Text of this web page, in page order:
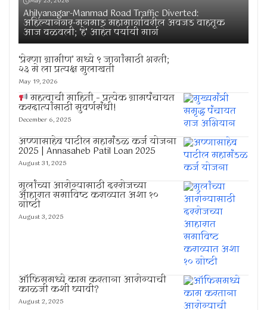
Ahilyanagar-Manmad Road Traffic Diverted:
अहिल्यानगर-मनमाड महामार्गावरील अवजड वाहतूक
आज वळवली; ‘हे’ आहेत पर्यायी मार्ग
‘प्रेरणा ग्रामीण’ मध्ये ९ जागांसाठी भरती;
२३ मे ला प्रत्यक्ष मुलाखती
May 19, 2026
महत्वाची माहिती – प्रत्येक ग्रामपंचायत
करदात्यांसाठी सुवर्णसंधी!
December 6, 2025
अण्णासाहेब पाटील महामंडळ कर्ज योजना
2025 | Annasaheb Patil Loan 2025
August 31, 2025
मुलांच्या आरोग्यासाठी दररोजच्या
आहारात समाविष्ट कराव्यात अशा १०
गोष्टी
August 3, 2025
ऑफिसमध्ये काम करताना आरोग्याची
काळजी कशी घ्यावी?
August 2, 2025